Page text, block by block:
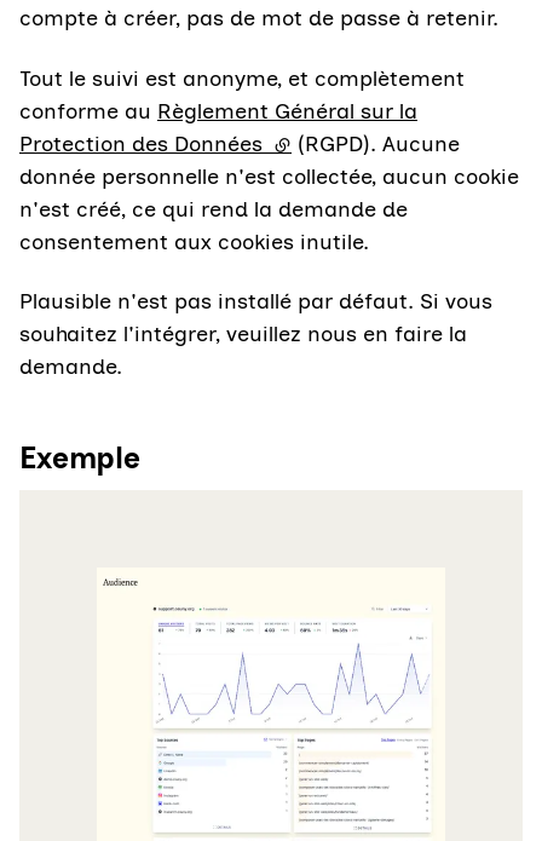
compte à créer, pas de mot de passe à retenir.
Tout le suivi est anonyme, et complètement
conforme au Règlement Général sur la
Protection des Données (lien externe)
(RGPD). Aucune
donnée personnelle n'est collectée, aucun cookie
n'est créé, ce qui rend la demande de
consentement aux cookies inutile.
Plausible n'est pas installé par défaut. Si vous
souhaitez l'intégrer, veuillez nous en faire la
demande.
Exemple